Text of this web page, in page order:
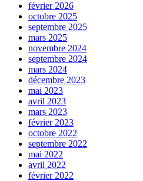
février 2026
octobre 2025
septembre 2025
mars 2025
novembre 2024
septembre 2024
mars 2024
décembre 2023
mai 2023
avril 2023
mars 2023
février 2023
octobre 2022
septembre 2022
mai 2022
avril 2022
février 2022